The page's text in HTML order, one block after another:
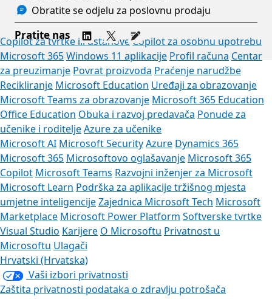
Obratite se odjelu za poslovnu prodaju
Pratite nas
Copilot za tvrtke ili ustanove Copilot za osobnu upotrebu
Microsoft 365Windows 11 aplikacije Profil računa Centar
za preuzimanje Povrat proizvoda Praćenje narudžbe
Recikliranje Microsoft Education Uređaji za obrazovanje
Microsoft Teams za obrazovanje Microsoft 365 Education
Office Education Obuka i razvoj predavača Ponude za
učenike i roditeljeAzure za učenike
Microsoft AI Microsoft SecurityAzure Dynamics 365
Microsoft 365 Microsoftovo oglašavanje Microsoft 365
Copilot Microsoft Teams Razvojni inženjer za Microsoft
Microsoft Learn Podrška za aplikacije tržišnog mjesta
umjetne inteligencijeZajednica Microsoft Tech Microsoft
Marketplace Microsoft Power Platform Softverske tvrtke
Visual Studio Karijere O Microsoftu Privatnost u
Microsoftu Ulagači
Hrvatski (Hrvatska)
Vaši izbori privatnosti
Zaštita privatnosti podataka o zdravlju potrošača